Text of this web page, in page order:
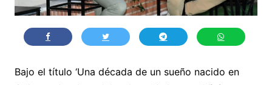
Bajo el título ‘Una década de un sueño nacido en